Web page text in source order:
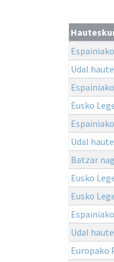
Udal
Eusko
Udal
Batzar
Eusko
Eusko
Udal
Europako